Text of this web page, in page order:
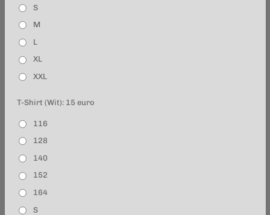
S
M
L
XL
XXL
T-Shirt (Wit): 15 euro
116
128
140
152
164
S